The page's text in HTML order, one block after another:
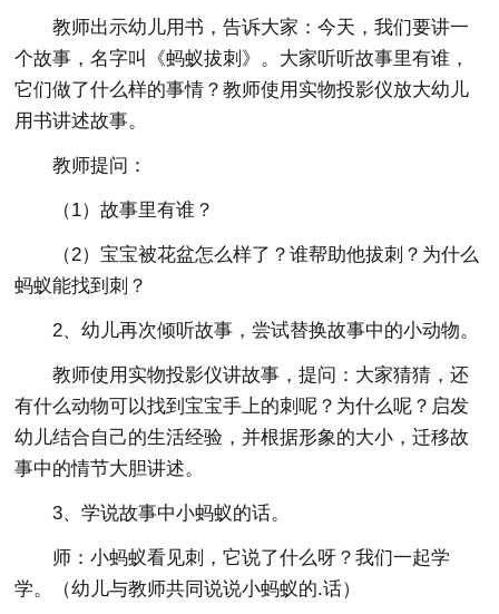
教师出示幼儿用书，告诉大家：今天，我们要讲一
个故事，名字叫《蚂蚁拔刺》。大家听听故事里有谁，
它们做了什么样的事情？教师使用实物投影仪放大幼儿
用书讲述故事。
教师提问：
（1）故事里有谁？
（2）宝宝被花盆怎么样了？谁帮助他拔刺？为什么
蚂蚁能找到刺？
2、幼儿再次倾听故事，尝试替换故事中的小动物。
教师使用实物投影仪讲故事，提问：大家猜猜，还
有什么动物可以找到宝宝手上的刺呢？为什么呢？启发
幼儿结合自己的生活经验，并根据形象的大小，迁移故
事中的情节大胆讲述。
3、学说故事中小蚂蚁的话。
师：小蚂蚁看见刺，它说了什么呀？我们一起学
学。（幼儿与教师共同说说小蚂蚁的.话）